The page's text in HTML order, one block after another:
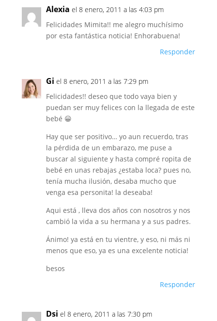
Alexia el 8 enero, 2011 a las 4:03 pm
Felicidades Mimita!! me alegro muchísimo
por esta fantástica noticia! Enhorabuena!
Responder
Gi el 8 enero, 2011 a las 7:29 pm
Felicidades!! deseo que todo vaya bien y
puedan ser muy felices con la llegada de este
bebé 😀
Hay que ser positivo… yo aun recuerdo, tras
la pérdida de un embarazo, me puse a
buscar al siguiente y hasta compré ropita de
bebé en unas rebajas ¿estaba loca? pues no,
tenía mucha ilusión, desaba mucho que
venga esa personita! la deseaba!
Aqui está , lleva dos años con nosotros y nos
cambió la vida a su hermana y a sus padres.
Ánimo! ya está en tu vientre, y eso, ni más ni
menos que eso, ya es una excelente noticia!
besos
Responder
Dsi el 8 enero, 2011 a las 7:30 pm